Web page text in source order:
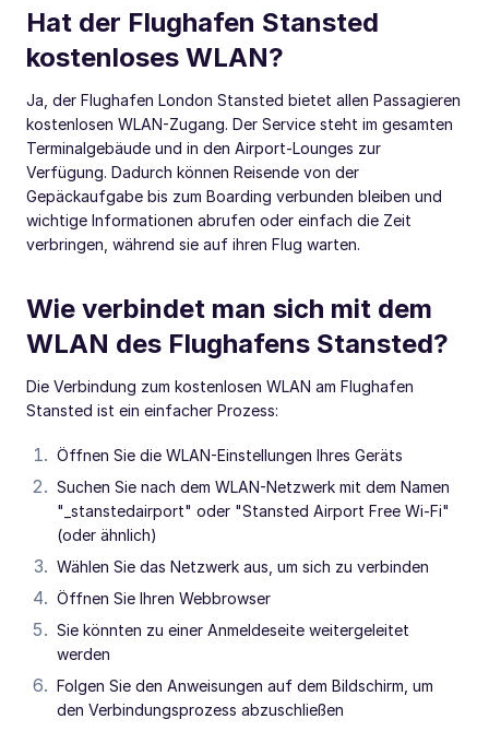
Hat der Flughafen Stansted
kostenloses WLAN?
Ja, der Flughafen London Stansted bietet allen Passagieren
kostenlosen WLAN-Zugang. Der Service steht im gesamten
Terminalgebäude und in den Airport-Lounges zur
Verfügung. Dadurch können Reisende von der
Gepäckaufgabe bis zum Boarding verbunden bleiben und
wichtige Informationen abrufen oder einfach die Zeit
verbringen, während sie auf ihren Flug warten.
Wie verbindet man sich mit dem
WLAN des Flughafens Stansted?
Die Verbindung zum kostenlosen WLAN am Flughafen
Stansted ist ein einfacher Prozess:
Öffnen Sie die WLAN-Einstellungen Ihres Geräts
Suchen Sie nach dem WLAN-Netzwerk mit dem Namen
"_stanstedairport" oder "Stansted Airport Free Wi-Fi"
(oder ähnlich)
Wählen Sie das Netzwerk aus, um sich zu verbinden
Öffnen Sie Ihren Webbrowser
Sie könnten zu einer Anmeldeseite weitergeleitet
werden
Folgen Sie den Anweisungen auf dem Bildschirm, um
den Verbindungsprozess abzuschließen